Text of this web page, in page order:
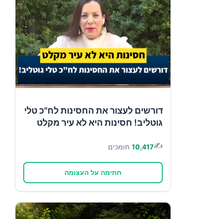
דורשים לעצור את החסינות לח"כ טלי
גוטליב! חסינות היא לא עיר מקלט
✍️
10,417 תומכים
חתימה על העצומה